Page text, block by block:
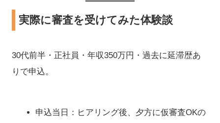
実際に審査を受けてみた体験談
30代前半・正社員・年収350万円・過去に延滞歴あ
りで申込。
申込当日：ヒアリング後、夕方に仮審査OKの